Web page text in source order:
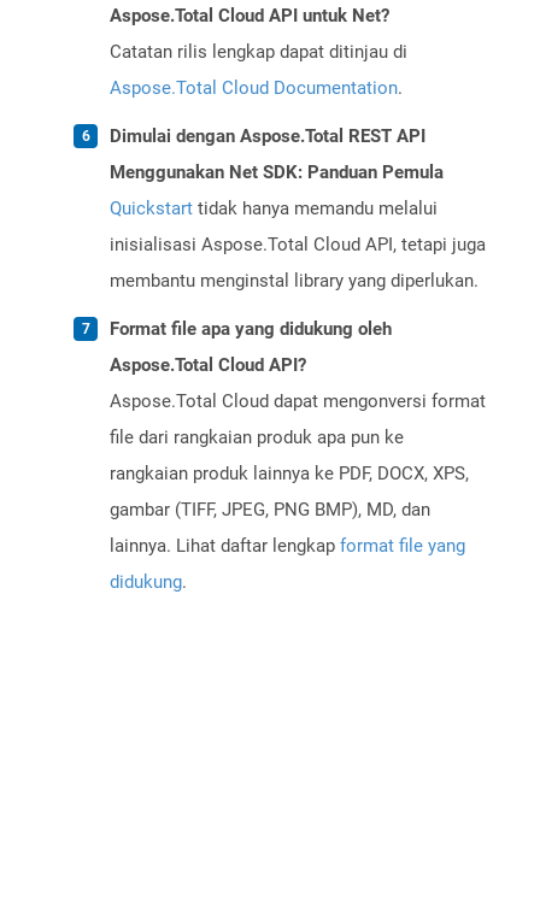
Aspose.Total Cloud API untuk Net?
Catatan rilis lengkap dapat ditinjau di
Aspose.Total Cloud Documentation.
Dimulai dengan Aspose.Total REST API
Menggunakan Net SDK: Panduan Pemula
Quickstart tidak hanya memandu melalui
inisialisasi Aspose.Total Cloud API, tetapi juga
membantu menginstal library yang diperlukan.
Format file apa yang didukung oleh
Aspose.Total Cloud API?
Aspose.Total Cloud dapat mengonversi format
file dari rangkaian produk apa pun ke
rangkaian produk lainnya ke PDF, DOCX, XPS,
gambar (TIFF, JPEG, PNG BMP), MD, dan
lainnya. Lihat daftar lengkap format file yang
didukung.